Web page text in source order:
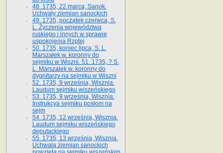
48. 1735, 22 marca, Sanok.
Uchwały ziemian sanockich
49. 1735, początek czerwca, S.
L. Życzenia województwa
ruskiego i innych w sprawie
uspokojenia Rzptej
50. 1735, koniec lipca, S. L.
Marszałek w. koronny do
sejmiku w Wiszni. 51. 1735, ? S.
L. Marszałek w. koronny do
dygnitarzy na sejmiku w Wiszni
52. 1735, 9 września, Wisznia.
Laudum sejmiku wiszeńskiego
53. 1735, 9 września, Wisznia.
Instrukcya sejmiku posłom na
sejm
54. 1735, 12 września, Wisznia.
Laudum sejmiku wiszeńskiego
deputackiego
55. 1735, 13 września, Wisznia.
Uchwała ziemian sanockich